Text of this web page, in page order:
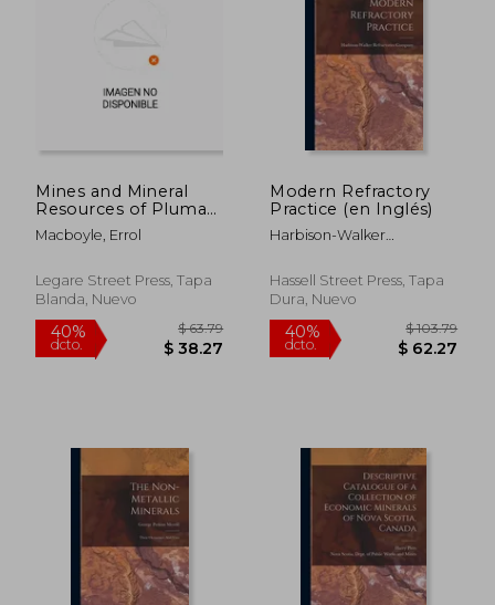
40%
dcto.
$ 63.79 40%
dcto.
Mines and Mineral
Resources of Plumas
County (en Inglés)
Macboyle, Errol
Legare Street Press, Tapa
Blanda, Nuevo
Modern Refractory
Practice (en Inglés)
Harbison-Walker
Hassell Street Press, Tapa
Dura, Nuevo